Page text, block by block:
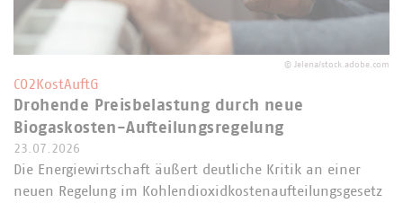
© Jelena/stock.adobe.com
CO2KostAuftG
Drohende Preisbelastung durch neue
Biogaskosten-Aufteilungsregelung
23.07.2026
Die Energiewirtschaft äußert deutliche Kritik an einer
neuen Regelung im Kohlendioxidkostenaufteilungsgesetz